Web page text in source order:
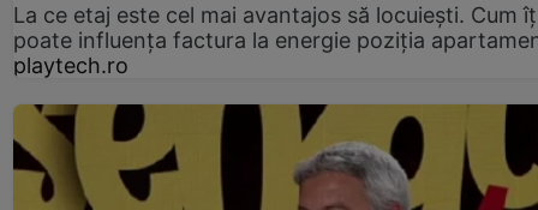
La ce etaj este cel mai avantajos să locuiești. Cum
poate influența factura la energie poziția
playtech.ro